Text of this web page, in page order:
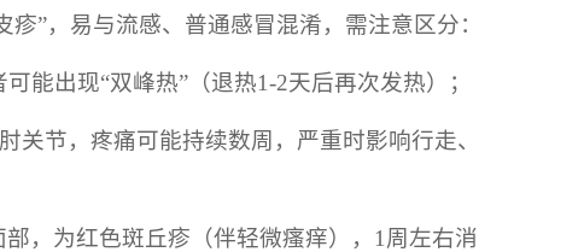
”，易与流感、普通感冒混淆，需注意区分：
能出现“双峰热”（退热1-2天后再次发热）；
关节，疼痛可能持续数周，严重时影响行走、
，为红色斑丘疹（伴轻微瘙痒），1周左右消